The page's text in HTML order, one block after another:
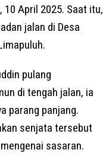
April 2025. Saat itu,
jalan di Desa
pulang
di tengah jalan, ia
parang panjang.
senjata tersebut
sasaran.